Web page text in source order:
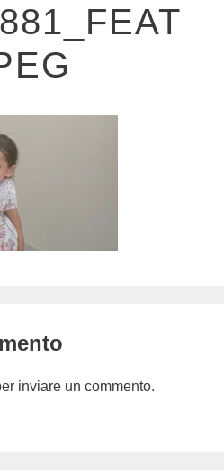
inviare un commento.